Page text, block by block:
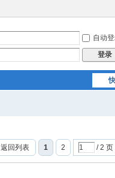
自动
登录
1 2 / 2 页
返回列表